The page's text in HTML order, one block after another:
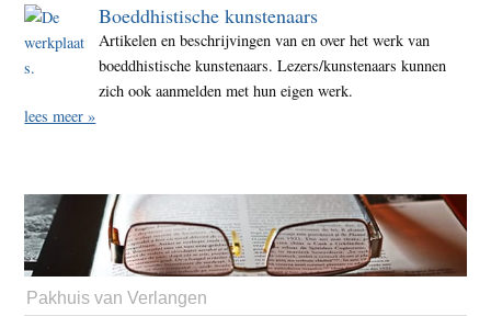
Boeddhistische kunstenaars
Artikelen en beschrijvingen van en over het werk van
boeddhistische kunstenaars. Lezers/kunstenaars kunnen
zich ook aanmelden met hun eigen werk.
lees meer »
Pakhuis van Verlangen